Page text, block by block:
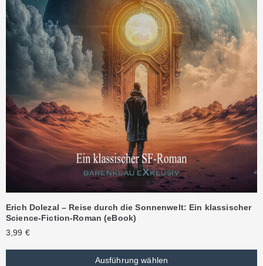
Erich Dolezal – Reise durch die Sonnenwelt: Ein klassischer
Science-Fiction-Roman (eBook)
3,99 €
Ausführung wählen